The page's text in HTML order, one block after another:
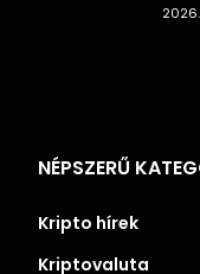
NÉPSZERŰ
Kripto hírek
Kriptovaluta